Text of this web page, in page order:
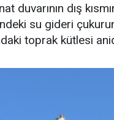
duvarının dış
su gideri
toprak kütlesi